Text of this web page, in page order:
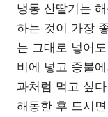
냉동 산딸기는
하는 것이 가장
는 그대로 넣어
비에 넣고 중불
과처럼 먹고 싶
해동한 후 드시